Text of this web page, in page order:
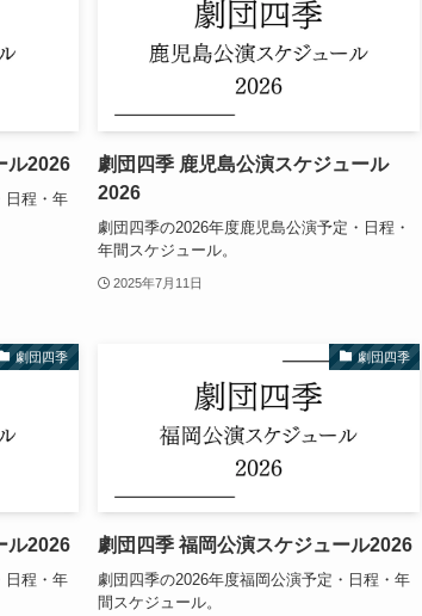
ル2026
日程・年
劇団四季 鹿児島公演スケジュール
2026
劇団四季の2026年度鹿児島公演予定・日程・
年間スケジュール。
2025年7月11日
劇団四季
ル2026
日程・年
劇団四季
劇団四季 福岡公演スケジュール2026
劇団四季の2026年度福岡公演予定・日程・年
間スケジュール。